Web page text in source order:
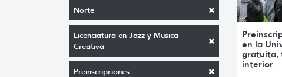
Norte
Licenciatura en Jazz y Música
Creativa
Preinscripciones
en la
gratuita,
interior